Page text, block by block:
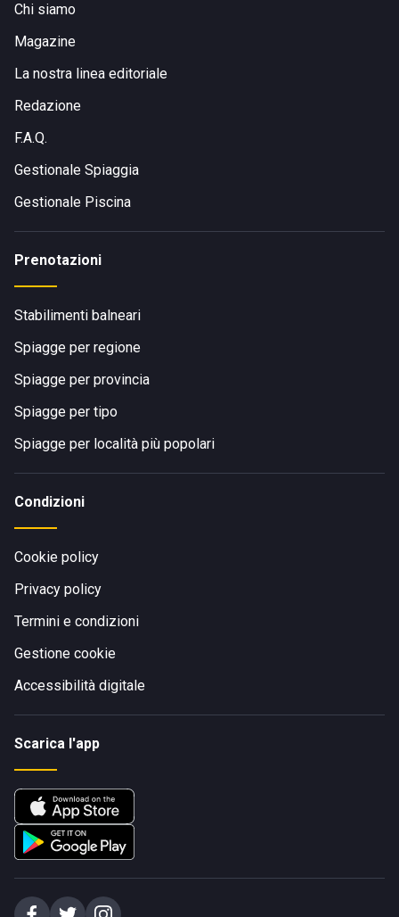
Chi siamo
Magazine
La nostra linea editoriale
Redazione
F.A.Q.
Gestionale Spiaggia
Gestionale Piscina
Prenotazioni
Stabilimenti balneari
Spiagge per regione
Spiagge per provincia
Spiagge per tipo
Spiagge per località più popolari
Condizioni
Cookie policy
Privacy policy
Termini e condizioni
Gestione cookie
Accessibilità digitale
Scarica l'app